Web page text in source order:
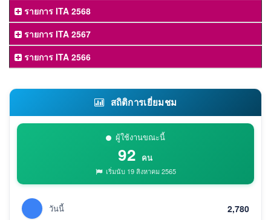
รายการ ITA 2568
รายการ ITA 2567
รายการ ITA 2566
สถิติการเยี่ยมชม
ผู้ใช้งานขณะนี้
92 คน
เริ่มนับ 19 สิงหาคม 2565
วันนี้ 2,780